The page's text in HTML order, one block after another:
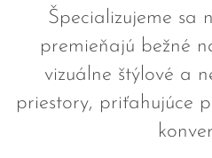
Špecializujeme sa
premieňajú bežné
vizuálne štýlové a
priestory, priťahujúce